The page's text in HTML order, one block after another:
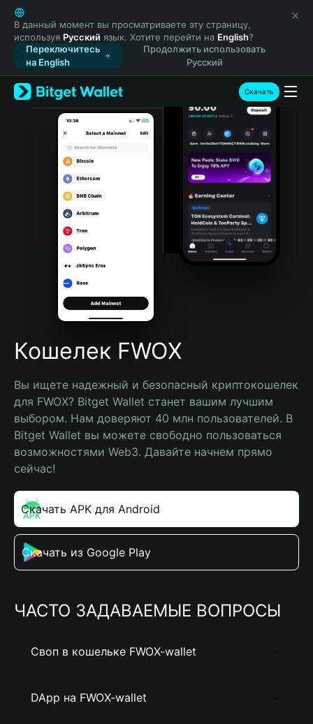
English
日本語
Tiếng Việt
Русский
Español (Latinoamérica)
Türkçe
Italiano
Português (Portugal)
Bahasa Indonesia
Português (Brasil)
Español (Argentina)
В данный момент вы просматриваете эту страницу,
используя Русский язык. Хотите перейти на English?
Переключитесь
на English
Продолжить использовать
Русский
Скачать
Кошелек FWOX
Вы ищете надежный и безопасный криптокошелек
для FWOX? Bitget Wallet станет вашим лучшим
выбором. Нам доверяют 40 млн пользователей. В
Bitget Wallet вы можете свободно пользоваться
возможностями Web3. Давайте начнем прямо
сейчас!
Скачать APK для Android
Скачать из Google Play
ЧАСТО ЗАДАВАЕМЫЕ ВОПРОСЫ
Своп в кошельке FWOX-wallet
DApp на FWOX-wallet